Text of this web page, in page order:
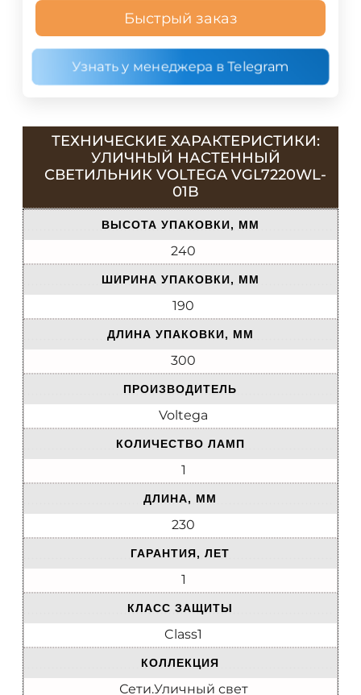
Быстрый заказ
Узнать у менеджера в Telegram
ТЕХНИЧЕСКИЕ ХАРАКТЕРИСТИКИ:
УЛИЧНЫЙ НАСТЕННЫЙ
СВЕТИЛЬНИК VOLTEGA VGL7220WL-
01B
ВЫСОТА УПАКОВКИ, ММ
240
ШИРИНА УПАКОВКИ, ММ
190
ДЛИНА УПАКОВКИ, ММ
300
ПРОИЗВОДИТЕЛЬ
Voltega
КОЛИЧЕСТВО ЛАМП
1
ДЛИНА, ММ
230
ГАРАНТИЯ, ЛЕТ
1
КЛАСС ЗАЩИТЫ
Class1
КОЛЛЕКЦИЯ
Сети.Уличный свет